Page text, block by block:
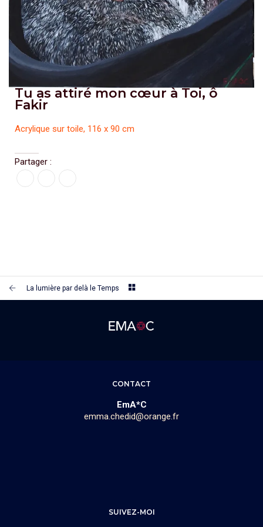
Tu as attiré mon cœur à Toi, ô
Fakir
Acrylique sur toile, 116 x 90 cm
Partager :
La lumière par delà le Temps
CONTACT
EmA*C
emma.chedid@orange.fr
SUIVEZ-MOI